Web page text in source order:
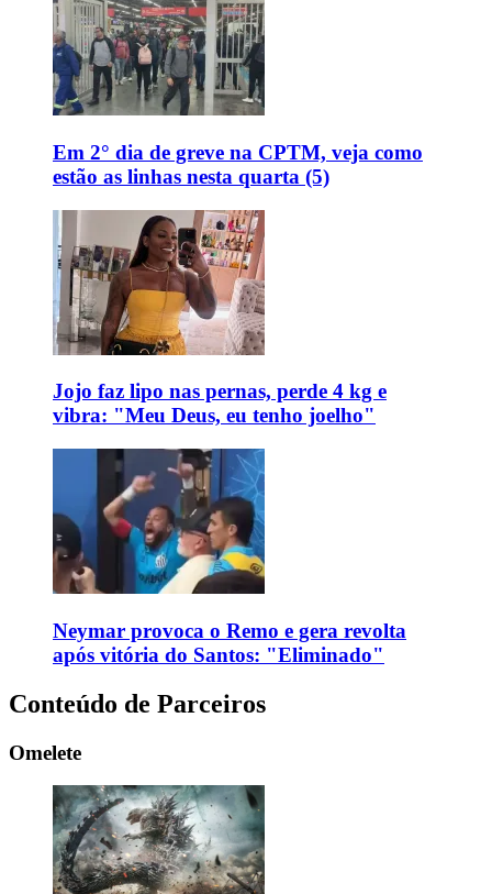
Em 2° dia de greve na CPTM, veja como
estão as linhas nesta quarta (5)
Jojo faz lipo nas pernas, perde 4 kg e
vibra: "Meu Deus, eu tenho joelho"
Neymar provoca o Remo e gera revolta
após vitória do Santos: "Eliminado"
Conteúdo de Parceiros
Omelete